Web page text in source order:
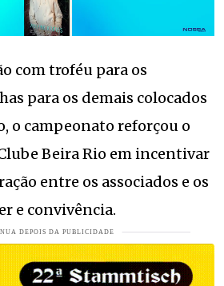
com troféu para os
para os demais colocados
o campeonato reforçou o
Beira Rio em incentivar
entre os associados e os
e convivência.